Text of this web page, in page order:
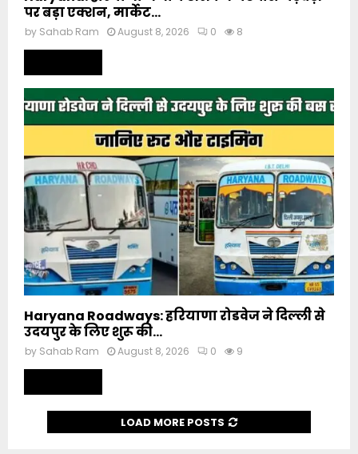
पर बड़ा एक्शन, मार्केट...
by Sahab Ram August 8, 2026 0 8
Haryana Roadways: हरियाणा रोडवेज ने दिल्ली से
उदयपुर के लिए शुरू की...
by Sahab Ram August 8, 2026 0 9
LOAD MORE POSTS